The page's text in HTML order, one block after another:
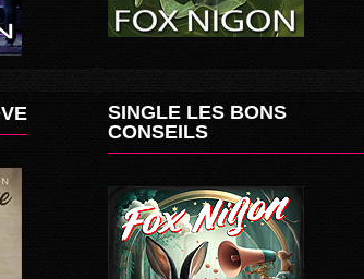
SINGLE LES BONS
CONSEILS